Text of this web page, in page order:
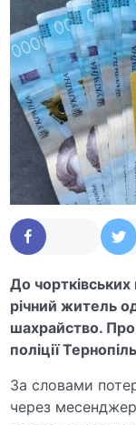
До
річний житель
шахрайство.
поліції
За словами
через